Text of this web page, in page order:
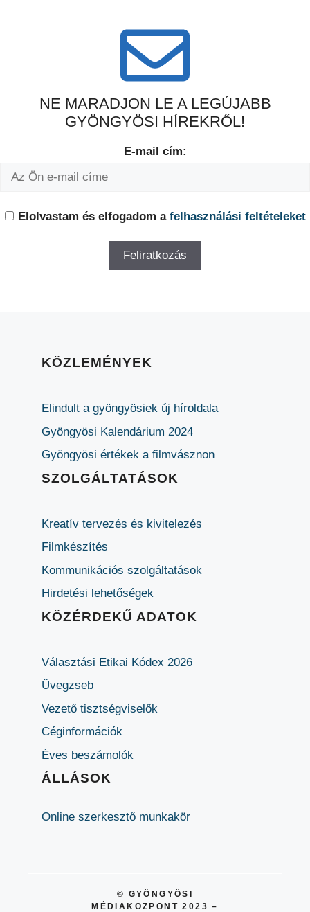
NE MARADJON LE A LEGÚJABB
GYÖNGYÖSI HÍREKRŐL!
E-mail cím:
Elolvastam és elfogadom a felhasználási feltételeket
KÖZLEMÉNYEK
Elindult a gyöngyösiek új híroldala
Gyöngyösi Kalendárium 2024
Gyöngyösi értékek a filmvásznon
SZOLGÁLTATÁSOK
Kreatív tervezés és kivitelezés
Filmkészítés
Kommunikációs szolgáltatások
Hirdetési lehetőségek
KÖZÉRDEKŰ ADATOK
Választási Etikai Kódex 2026
Üvegzseb
Vezető tisztségviselők
Céginformációk
Éves beszámolók
ÁLLÁSOK
Online szerkesztő munkakör
© GYÖNGYÖSI
MÉDIAKÖZPONT 2023 –